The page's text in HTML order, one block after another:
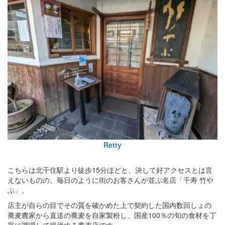
Retty
こちらは北千住駅より徒歩15分ほどと、決して好アクセスとは言
えないものの、毎日のように街のお客さんが並ぶ名店「千寿 竹や
ぶ」。
店主が自らの目でその質を確かめた上で契約した国内数回しょの
蕎麦農家から直送の蕎麦を自家製粉し、国産100％の旬の食材を丁